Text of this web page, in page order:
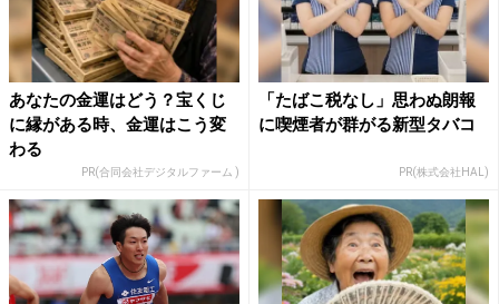
あなたの金運はどう？宝くじ
に縁がある時、金運はこう変
わる
PR(合同会社デジタルファーム )
「たばこ税なし」思わぬ朗報
に喫煙者が群がる新型タバコ
PR(株式会社HAL)